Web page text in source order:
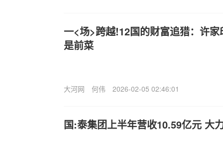
一<场>跨越!12国的财富追猎：许
是前菜
大河网 何伟 2026-02-05 02:46:01
国:泰集团上半年营收10.59亿元 大